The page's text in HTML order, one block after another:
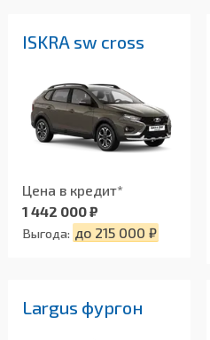
ISKRA sw cross
Цена в кредит*
1 442 000 ₽
Выгода: до 215 000 ₽
Largus фургон